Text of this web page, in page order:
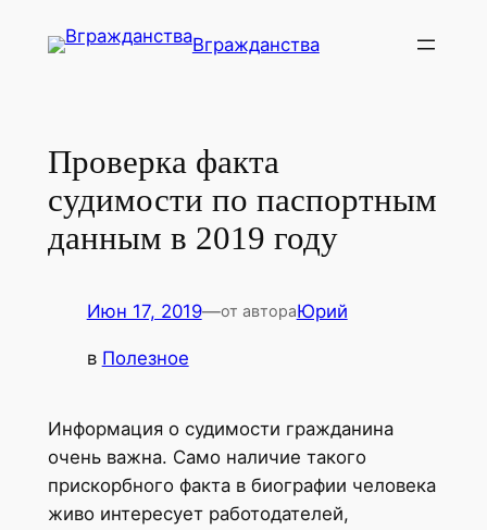
Вгражданства
Проверка факта
судимости по паспортным
данным в 2019 году
Июн 17, 2019—от автораЮрий
в Полезное
Информация о судимости гражданина
очень важна. Само наличие такого
прискорбного факта в биографии человека
живо интересует работодателей,